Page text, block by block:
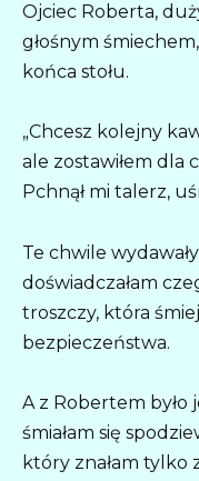
Ojciec Roberta,
głośnym
końca stołu.
„Chcesz kolejny
ale zostawiłem dla
Pchnął mi talerz,
Te chwile
doświadczałam
troszczy, która
bezpieczeństwa.
A z Robertem było
śmiałam się
który znałam tylko